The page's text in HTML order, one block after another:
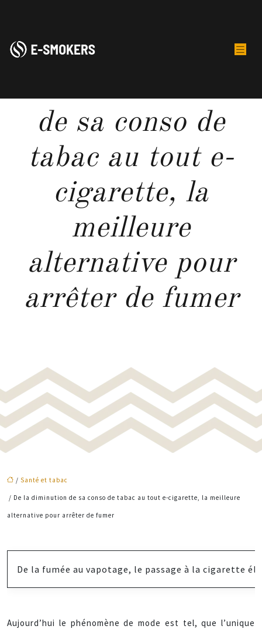
de sa conso de
tabac au tout e-
cigarette, la
meilleure
alternative pour
arrêter de fumer
/ Santé et tabac
/ De la diminution de sa conso de tabac au tout e-cigarette, la meilleure
alternative pour arrêter de fumer
De la fumée au vapotage, le passage à la cigarette
Aujourd’hui le phénomène de mode est tel, que l’unique